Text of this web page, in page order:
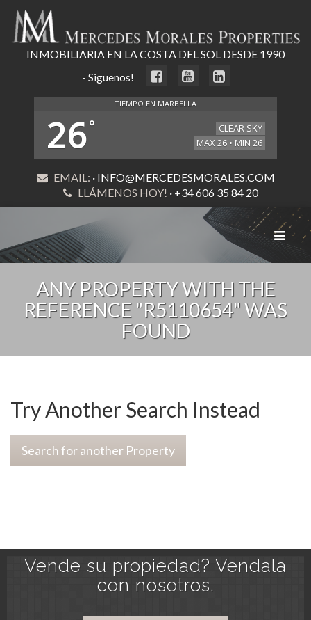
INMOBILIARIA EN LA COSTA DEL SOL DESDE 1990
- Siguenos!
TIEMPO EN MARBELLA
26°
CLEAR SKY
MAX 26 • MIN 26
EMAIL: · INFO@MERCEDESMORALES.COM
LLÁMENOS HOY! · +34 606 35 84 20
Toggle
ANY PROPERTY WITH THE
REFERENCE "R5110654" WAS
FOUND
Try Another Search Instead
Search for another Property
Vende su propiedad? Vendala
con nosotros.